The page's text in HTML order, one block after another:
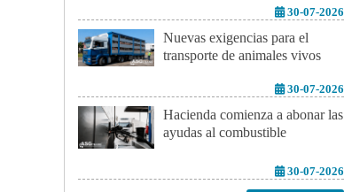
30-07-2026
Nuevas exigencias para el
transporte de animales vivos
30-07-2026
Hacienda comienza a abonar las
ayudas al combustible
30-07-2026